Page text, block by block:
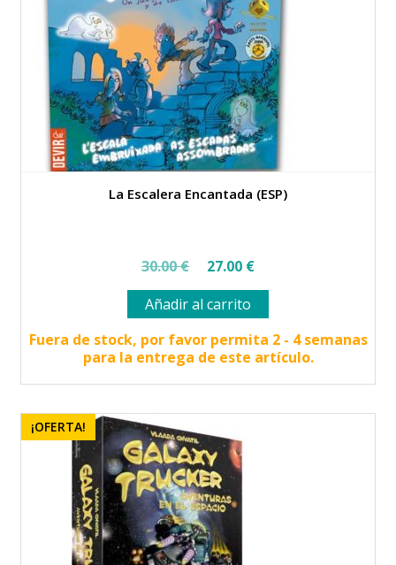
La Escalera Encantada (ESP)
30.00€
El
precio
original
era:
30.00 €.
27.00 €El
precio
actual
es:
27.00 €.
Añadir al carrito
Fuera de stock, por favor permita 2 - 4 semanas
para la entrega de este artículo.
¡OFERTA!